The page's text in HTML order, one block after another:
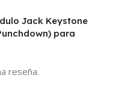
Jack Keystone
para
reseña.